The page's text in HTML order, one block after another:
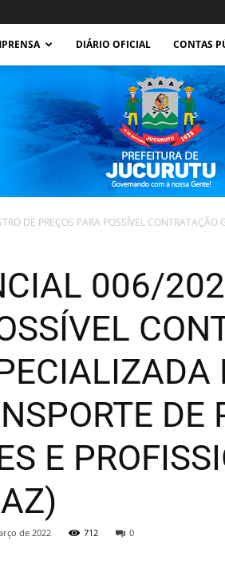
DIÁRIO OFICIAL CONTAS
Municipal
DE PREÇOS PARA POSSÍVEL CONTRATAÇÃO
006/
DE
E
de 2022 712 0